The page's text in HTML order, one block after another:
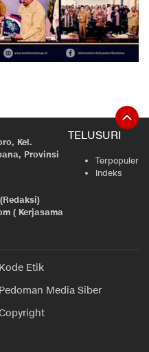
Kel.
Provinsi
( Kerjasama
TELUSURI
Terpopuler
Indeks
Kode Etik
Pedoman Media Siber